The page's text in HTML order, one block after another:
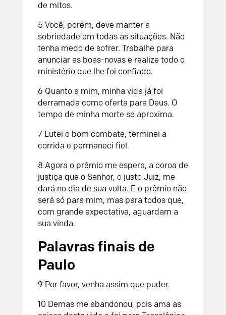
de mitos.
5 Você, porém, deve manter a
sobriedade em todas as situações. Não
tenha medo de sofrer. Trabalhe para
anunciar as boas-novas e realize todo o
ministério que lhe foi confiado.
6 Quanto a mim, minha vida já foi
derramada como oferta para Deus. O
tempo de minha morte se aproxima.
7 Lutei o bom combate, terminei a
corrida e permaneci fiel.
8 Agora o prêmio me espera, a coroa de
justiça que o Senhor, o justo Juiz, me
dará no dia de sua volta. E o prêmio não
será só para mim, mas para todos que,
com grande expectativa, aguardam a
sua vinda.
Palavras finais de
Paulo
9 Por favor, venha assim que puder.
10 Demas me abandonou, pois ama as